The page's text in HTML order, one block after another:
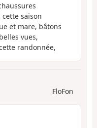
saison
et mare, bâtons
vues,
randonnée,
FloFon